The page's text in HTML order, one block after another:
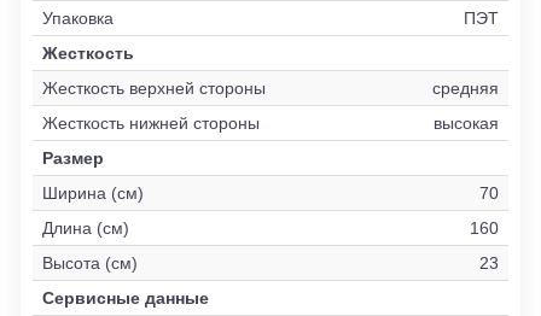
Упаковка
ПЭТ
Жесткость
Жесткость верхней стороны
средняя
Жесткость нижней стороны
высокая
Размер
Ширина (см)
70
Длина (см)
160
Высота (см)
23
Сервисные данные